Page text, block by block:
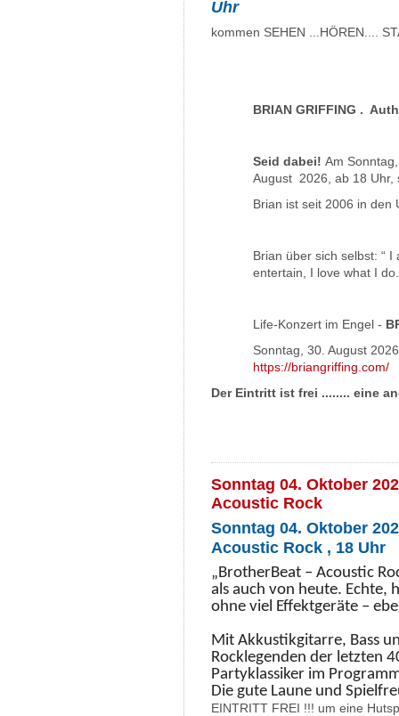
Uhr
kommen SEHEN ...HÖREN....
BRIAN GRIFFING .
Seid dabei! Am
August 2026, ab 18 Uhr,
Brian ist seit 2006 in den
Brian über sich selbst: “
entertain, I love what I do.
Life-Konzert im Engel -
Sonntag, 30. August
https://briangriffing.com/
Der Eintritt ist frei ........ eine
Sonntag 04. Oktober
Acoustic Rock
Sonntag 04. Oktober
Acoustic Rock , 18 Uhr
„BrotherBeat – Acoustic
als auch von heute. Echte,
ohne viel Effektgeräte –
Mit Akkustikgitarre, Bass
Rocklegenden der letzten
Partyklassiker im
Die gute Laune und
EINTRITT FREI !!! um eine